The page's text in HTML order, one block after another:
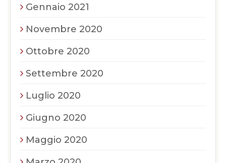
Gennaio 2021
Novembre 2020
Ottobre 2020
Settembre 2020
Luglio 2020
Giugno 2020
Maggio 2020